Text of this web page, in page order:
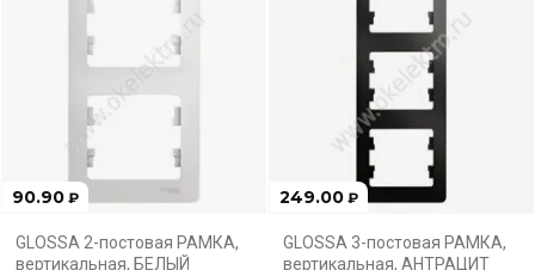
90.90 ₽
GLOSSA 2-постовая РАМКА,
вертикальная, БЕЛЫЙ
249.00 ₽
GLOSSA 3-постовая РАМКА,
вертикальная, АНТРАЦИТ